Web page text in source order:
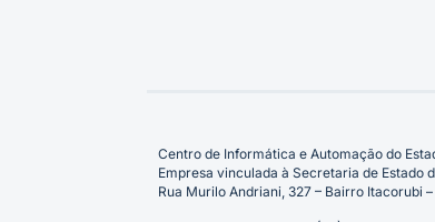
Centro de Informática e Automação do
Empresa vinculada à Secretaria de Estado
Rua Murilo Andriani, 327 – Bairro Itacorubi